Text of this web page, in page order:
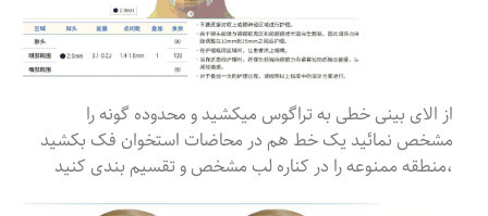
از الای بینی خطی به تراگوس میکشید و محدوده گونه را
مشخص نمائید یک خط هم در محاضات استخوان فک بکشید
،منطقه ممنوعه را در کناره لب مشخص و تقسیم بندی کنید